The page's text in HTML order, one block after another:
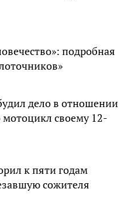
подробная
дело в отношении
своему 12-
к пяти годам
сожителя